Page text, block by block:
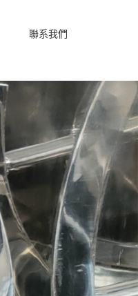
聯系我們